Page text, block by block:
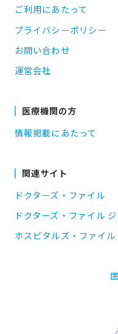
ご利用にあたって
プライバシーポリシー
お問い合わせ
運営会社
医療機関の方
情報掲載にあたって
関連サイト
ドクターズ・ファイル
ドクターズ・ファイル
ホスピタルズ・ファイル